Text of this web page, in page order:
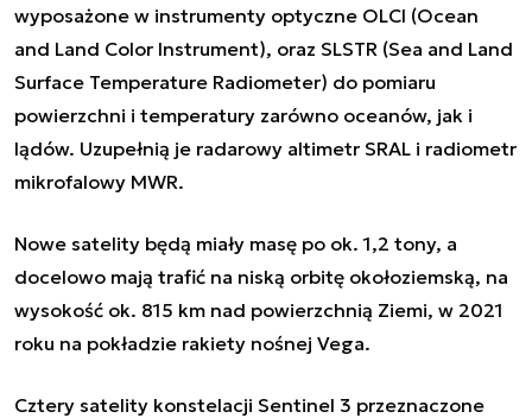
wyposażone w instrumenty optyczne OLCI (Ocean
and Land Color Instrument), oraz SLSTR (Sea and Land
Surface Temperature Radiometer) do pomiaru
powierzchni i temperatury zarówno oceanów, jak i
lądów. Uzupełnią je radarowy altimetr SRAL i radiometr
mikrofalowy MWR.
Nowe satelity będą miały masę po ok. 1,2 tony, a
docelowo mają trafić na niską orbitę okołoziemską, na
wysokość ok. 815 km nad powierzchnią Ziemi, w 2021
roku na pokładzie rakiety nośnej Vega.
Cztery satelity konstelacji Sentinel 3 przeznaczone